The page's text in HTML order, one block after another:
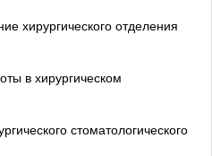
хирургического отделения
в хирургическом
стоматологического